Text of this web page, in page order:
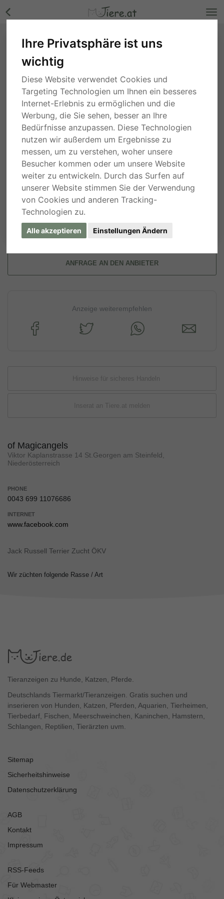
Ihre Privatsphäre ist uns
wichtig
Diese Website verwendet Cookies und
Targeting Technologien um Ihnen ein besseres
Internet-Erlebnis zu ermöglichen und die
Werbung, die Sie sehen, besser an Ihre
Bedürfnisse anzupassen. Diese Technologien
nutzen wir außerdem um Ergebnisse zu
messen, um zu verstehen, woher unsere
Besucher kommen oder um unsere Website
weiter zu entwickeln. Durch das Surfen auf
unserer Website stimmen Sie der Verwendung
von Cookies und anderen Tracking-
Technologien zu.
Alle akzeptieren Einstellungen Ändern
ANFRAGE AN DEN ANBIETER
Anzeige weiterempfehlen
Hinweise für sicheres Handeln
Inserat an Tiere.at melden
of Magicangels
Viktor Kaplanstrasse 14 St.Georgen am Steinfeld,
Niederösterreich
PHONE
0043 699 11076686
INTERNET
www.facebook.com
Jack Russell Terrier Zucht ÖKV
Wir züchten folgende Rasse / Art
Tieranzeigen zu Hunde, Katzen, Pferde.
Deutschlands Tiermarkt/Tieranzeigen. Gratis suchen und
inserieren von Hunden, Katzen, Pferden, Aquarien, Tierheimen,
Tierbedarf, Fischen, Meerschweinchen, Kaninchen, Hamstern,
Schlangen, Reptilien, Tierärzten uvm.
Sitemap
Sicherheitshinweise
Datenschutzerklärung
AGB
Kontakt
Impressum
RSS-Feeds
Für Webmaster